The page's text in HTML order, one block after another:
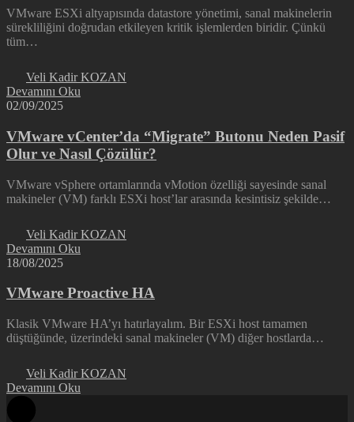
VMware ESXi altyapısında datastore yönetimi, sanal makinelerin
sürekliliğini doğrudan etkileyen kritik işlemlerden biridir. Çünkü
tüm…
Veli Kadir KOZAN
Devamını Oku
02/09/2025
VMware vCenter’da “Migrate” Butonu Neden Pasif
Olur ve Nasıl Çözülür?
VMware vSphere ortamlarında vMotion özelliği sayesinde sanal
makineler (VM) farklı ESXi host’lar arasında kesintisiz şekilde…
Veli Kadir KOZAN
Devamını Oku
18/08/2025
VMware Proactive HA
Klasik VMware HA’yı hatırlayalım. Bir ESXi host tamamen
düştüğünde, üzerindeki sanal makineler (VM) diğer hostlarda…
Veli Kadir KOZAN
Devamını Oku